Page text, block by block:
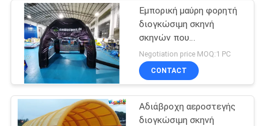
Φουσκωτά νερό
σύνολα
56
Εμπορική μαύρη φορητή
διογκώσιμη σκηνή
σκηνών που
προσαρμόζεται
Negotiation price MOQ:1 PC
CONTACT
Αδιάβροχη αεροστεγής
διογκώσιμη σκηνή